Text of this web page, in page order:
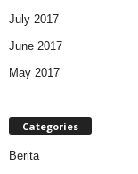
July 2017
June 2017
May 2017
Categories
Berita